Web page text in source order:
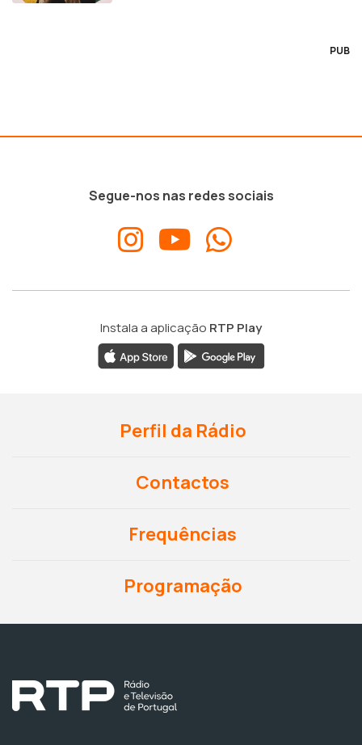
PUB
Segue-nos nas redes sociais
Instala a aplicação RTP Play
Perfil da Rádio
Contactos
Frequências
Programação